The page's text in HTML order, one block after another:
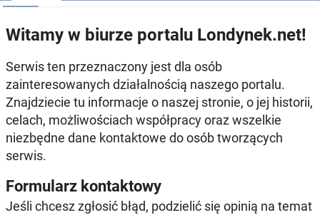
Witamy w biurze portalu Londynek.net!
Serwis ten przeznaczony jest dla osób
zainteresowanych działalnością naszego portalu.
Znajdziecie tu informacje o naszej stronie, o jej historii,
celach, możliwościach współpracy oraz wszelkie
niezbędne dane kontaktowe do osób tworzących
serwis.
Formularz kontaktowy
Jeśli chcesz zgłosić błąd, podzielić się opinią na temat